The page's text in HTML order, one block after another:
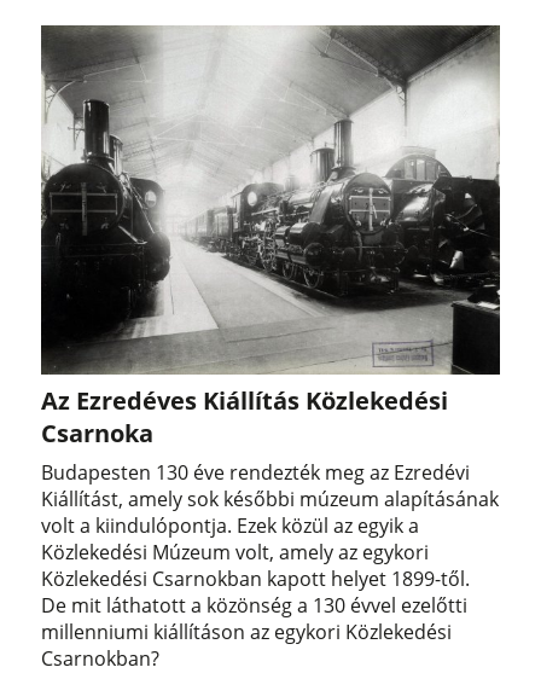
Az Ezredéves Kiállítás Közlekedési
Csarnoka
Budapesten 130 éve rendezték meg az Ezredévi
Kiállítást, amely sok későbbi múzeum alapításának
volt a kiindulópontja. Ezek közül az egyik a
Közlekedési Múzeum volt, amely az egykori
Közlekedési Csarnokban kapott helyet 1899-től.
De mit láthatott a közönség a 130 évvel ezelőtti
millenniumi kiállításon az egykori Közlekedési
Csarnokban?